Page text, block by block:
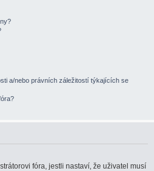
a/nebo právních záležitostí týkajících se
fóra, jestli nastaví, že uživatel musí